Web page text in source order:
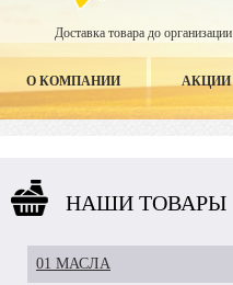
Доставка товара до организации
О КОМПАНИИ АКЦИИ
НАШИ ТОВАРЫ
01 МАСЛА